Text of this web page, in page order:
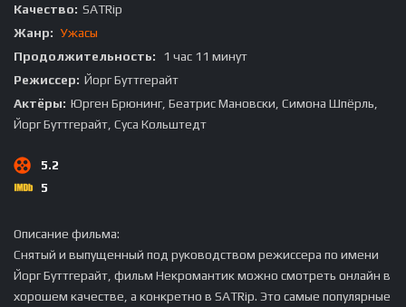
Качество: SATRip
Жанр: Ужасы
Продолжительность:
1 час 11 минут
Режиссер: Йорг Буттгерайт
Актёры: Юрген Брюнинг, Беатрис Мановски, Симона Шпёрль,
Йорг Буттгерайт, Суса Кольштедт
5.2
5
Описание фильма:
Снятый и выпущенный под руководством режиссера по имени
Йорг Буттгерайт, фильм Некромантик можно смотреть онлайн в
хорошем качестве, а конкретно в SATRip. Это самые популярные